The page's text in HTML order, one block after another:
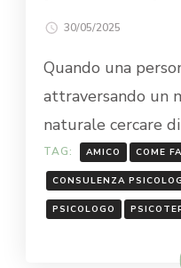
30/05/2025
Quando una
attraversando un
naturale cercare
TAG: AMICO COME
CONSULENZA
PSICOLOGO